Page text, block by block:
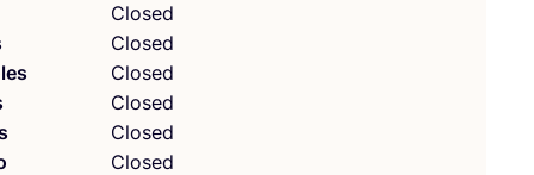
Closed
Closed
Closed
Closed
Closed
Closed